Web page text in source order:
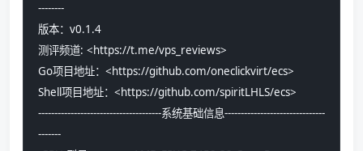
--------
版本：v0.1.4
测评频道: <https://t.me/vps_reviews>
Go项目地址：<https://github.com/oneclickvirt/ecs>
Shell项目地址：<https://github.com/spiritLHLS/ecs>
--------------------------------------系统基础信息-------------------------------
-------